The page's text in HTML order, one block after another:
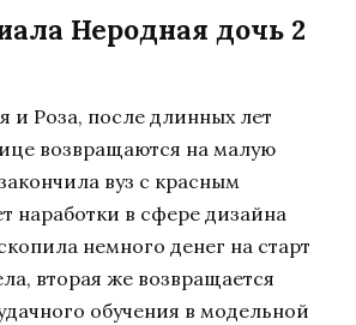
Неродная дочь 2
и Роза, после длинных лет
возвращаются на малую
вуз с красным
наработки в сфере дизайна
немного денег на старт
вторая же возвращается
обучения в модельной